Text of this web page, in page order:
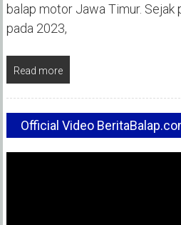
balap motor Jawa Timur. Sejak
pada 2023,
Read more
Official Video